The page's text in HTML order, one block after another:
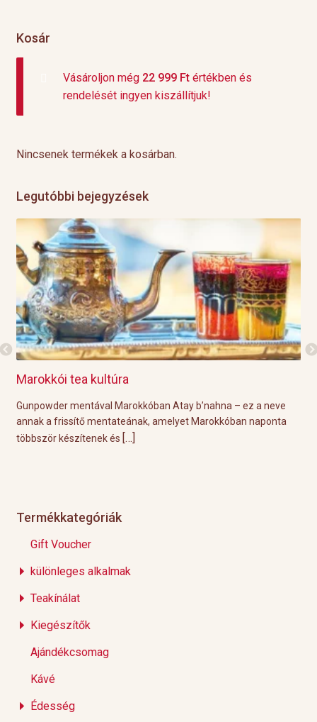
Kosár
Vásároljon még 22 999 Ftértékben és
rendelését ingyen kiszállítjuk!
Nincsenek termékek a kosárban.
Legutóbbi bejegyzések
Marokkóban Atay b’nahna – ez a neve
amelyet Marokkóban naponta
és[…]
A közelgő indián nyár és
tökéletes körülményeket
Termékkategóriák
Gift Voucher
különleges alkalmak
Teakínálat
Kiegészítők
Ajándékcsomag
Kávé
Édesség